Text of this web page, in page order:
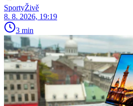
SportyŽivě
8. 8. 2026, 19:19
3 min